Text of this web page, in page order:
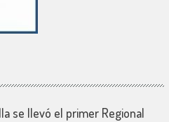
se llevó el primer Regional